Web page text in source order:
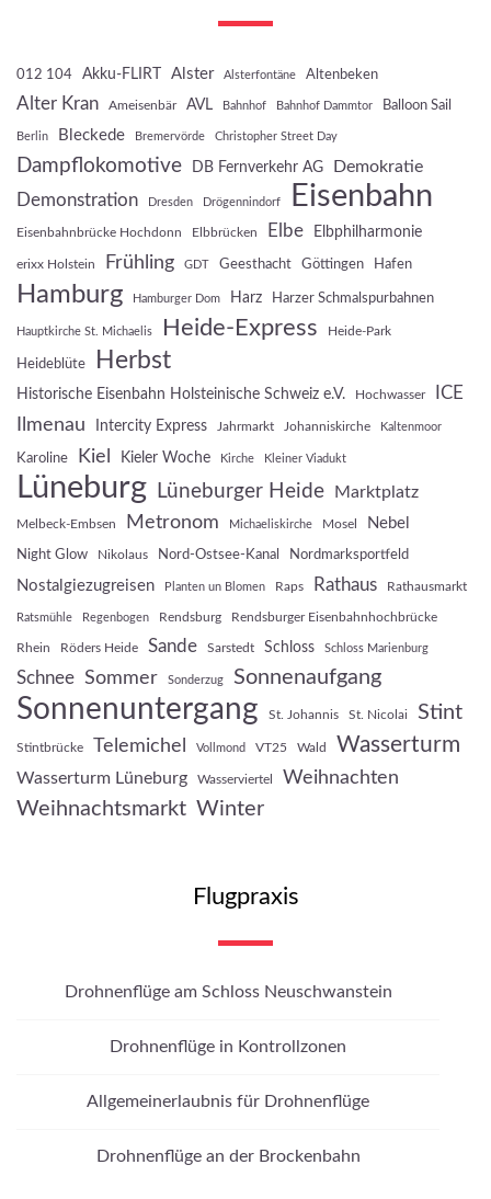
012 104 Akku-FLIRT Alster Alsterfontäne Altenbeken
Alter Kran Ameisenbär AVL Bahnhof Bahnhof Dammtor Balloon Sail
Berlin Bleckede Bremervörde Christopher Street Day
Dampflokomotive DB Fernverkehr AG Demokratie
Demonstration Dresden Drögennindorf Eisenbahn
Eisenbahnbrücke Hochdonn Elbbrücken Elbe Elbphilharmonie
erixx Holstein Frühling GDT Geesthacht Göttingen Hafen
Hamburg Hamburger Dom Harz Harzer Schmalspurbahnen
Hauptkirche St. Michaelis Heide-Express Heide-Park
Heideblüte Herbst
Historische Eisenbahn Holsteinische Schweiz e.V. Hochwasser ICE
Ilmenau Intercity Express Jahrmarkt Johanniskirche Kaltenmoor
Karoline Kiel Kieler Woche Kirche Kleiner Viadukt
Lüneburg Lüneburger Heide Marktplatz
Melbeck-Embsen Metronom Michaeliskirche Mosel Nebel
Night Glow Nikolaus Nord-Ostsee-Kanal Nordmarksportfeld
Nostalgiezugreisen Planten un Blomen Raps Rathaus Rathausmarkt
Ratsmühle Regenbogen Rendsburg Rendsburger Eisenbahnhochbrücke
Rhein Röders Heide Sande Sarstedt Schloss Schloss Marienburg
Schnee Sommer Sonderzug Sonnenaufgang
Sonnenuntergang St. Johannis St. Nicolai Stint
Stintbrücke Telemichel Vollmond VT25 Wald Wasserturm
Wasserturm Lüneburg Wasserviertel Weihnachten
Weihnachtsmarkt Winter
Flugpraxis
Drohnenflüge am Schloss Neuschwanstein
Drohnenflüge in Kontrollzonen
Allgemeinerlaubnis für Drohnenflüge
Drohnenflüge an der Brockenbahn